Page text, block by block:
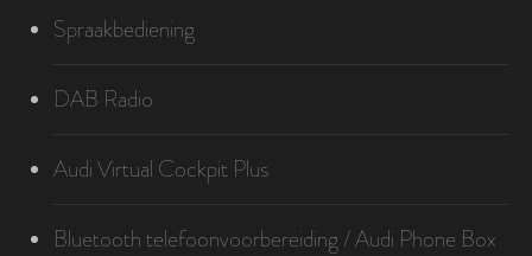
Spraakbediening
DAB Radio
Audi Virtual Cockpit Plus
Bluetooth telefoonvoorbereiding / Audi Phone Box